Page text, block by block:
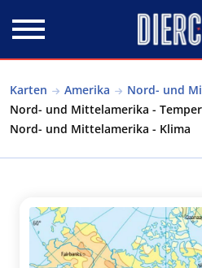
Karten Amerika
Nord- und
Nord- und Mittelamerika -
Nord- und Mittelamerika - Klima